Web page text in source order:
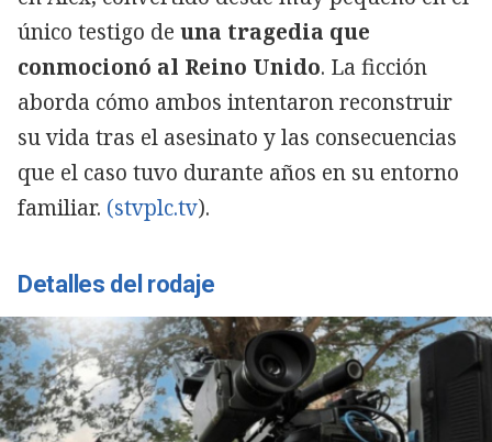
único testigo de una tragedia que
conmocionó al Reino Unido. La ficción
aborda cómo ambos intentaron reconstruir
su vida tras el asesinato y las consecuencias
que el caso tuvo durante años en su entorno
familiar. (stvplc.tv).
Detalles del rodaje